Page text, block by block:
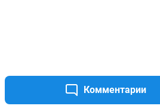
Комментарии